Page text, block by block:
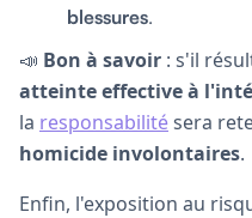
blessures.
📣 Bon à savoir : s'il
atteinte effective à
la responsabilitésera
homicide involontaires.
Enfin, l'exposition au